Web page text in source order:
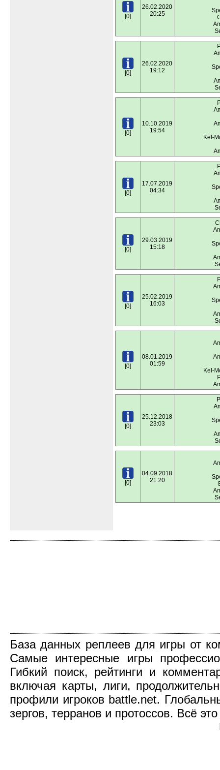
[0]
26.02.2020
20:25
[0]
26.02.2020
19:12
[0]
10.10.2019
19:54
Kel-
[0]
17.07.2019
04:34
[0]
29.03.2019
15:18
[0]
25.02.2019
16:03
[0]
08.01.2019
01:59
Kel-
[0]
25.12.2018
23:03
[0]
04.09.2018
21:20
База данных реплеев для игры от
Самые интересные игры
Гибкий поиск, рейтинги и
включая карты, лиги,
профили игроков battle.net.
зергов, терранов и протоссов. Всё